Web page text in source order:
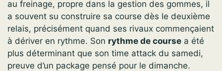
au freinage, propre dans la gestion des gommes, il
a souvent su construire sa course dès le deuxième
relais, précisément quand ses rivaux commençaient
à dériver en rythme. Son rythme de course a été
plus déterminant que son time attack du samedi,
preuve d’un package pensé pour le dimanche.